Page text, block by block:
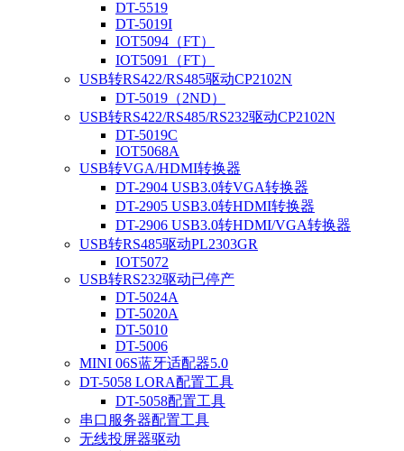
DT-5519
DT-5019I
IOT5094（FT）
IOT5091（FT）
USB转RS422/RS485驱动CP2102N
DT-5019（2ND）
USB转RS422/RS485/RS232驱动CP2102N
DT-5019C
IOT5068A
USB转VGA/HDMI转换器
DT-2904 USB3.0转VGA转换器
DT-2905 USB3.0转HDMI转换器
DT-2906 USB3.0转HDMI/VGA转换器
USB转RS485驱动PL2303GR
IOT5072
USB转RS232驱动已停产
DT-5024A
DT-5020A
DT-5010
DT-5006
MINI 06S蓝牙适配器5.0
DT-5058 LORA配置工具
DT-5058配置工具
串口服务器配置工具
无线投屏器驱动